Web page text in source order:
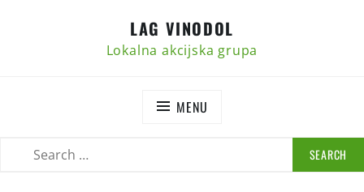
LAG VINODOL
Lokalna akcijska grupa
MENU